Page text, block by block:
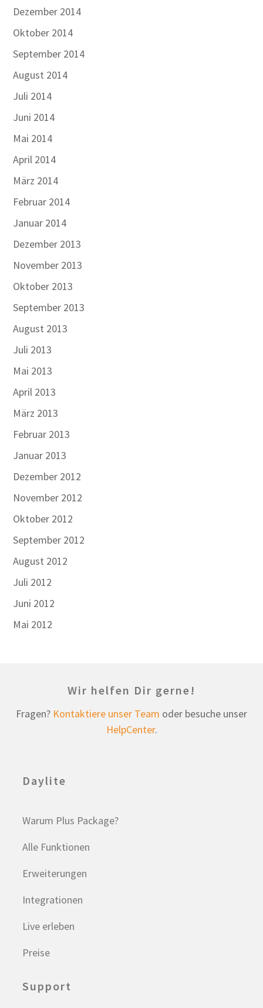
Dezember 2014
Oktober 2014
September 2014
August 2014
Juli 2014
Juni 2014
Mai 2014
April 2014
März 2014
Februar 2014
Januar 2014
Dezember 2013
November 2013
Oktober 2013
September 2013
August 2013
Juli 2013
Mai 2013
April 2013
März 2013
Februar 2013
Januar 2013
Dezember 2012
November 2012
Oktober 2012
September 2012
August 2012
Juli 2012
Juni 2012
Mai 2012
Wir helfen Dir gerne!
Fragen? Kontaktiere unser Team oder besuche unser
HelpCenter.
Daylite
Warum Plus Package?
Alle Funktionen
Erweiterungen
Integrationen
Live erleben
Preise
Support